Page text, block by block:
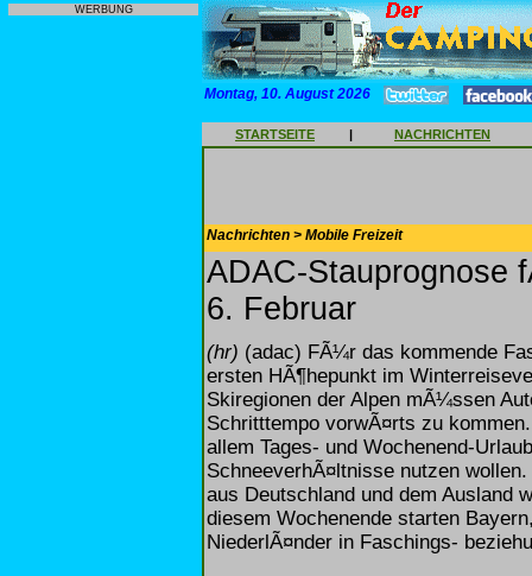
WERBUNG
Montag, 10. August 2026
STARTSEITE | NACHRICHTEN
Nachrichten > Mobile Freizeit
ADAC-Stauprognose
6. Februar
(hr) (adac) FÃ¼r das kommende
ersten HÃ¶hepunkt im
Skiregionen der Alpen mÃ¼ssen
Schritttempo vorwÃ¤rts zu
allem Tages- und Wochenend-
SchneeverhÃ¤ltnisse nutzen
aus Deutschland und dem Ausland
diesem Wochenende starten
NiederlÃ¤nder in Faschings-